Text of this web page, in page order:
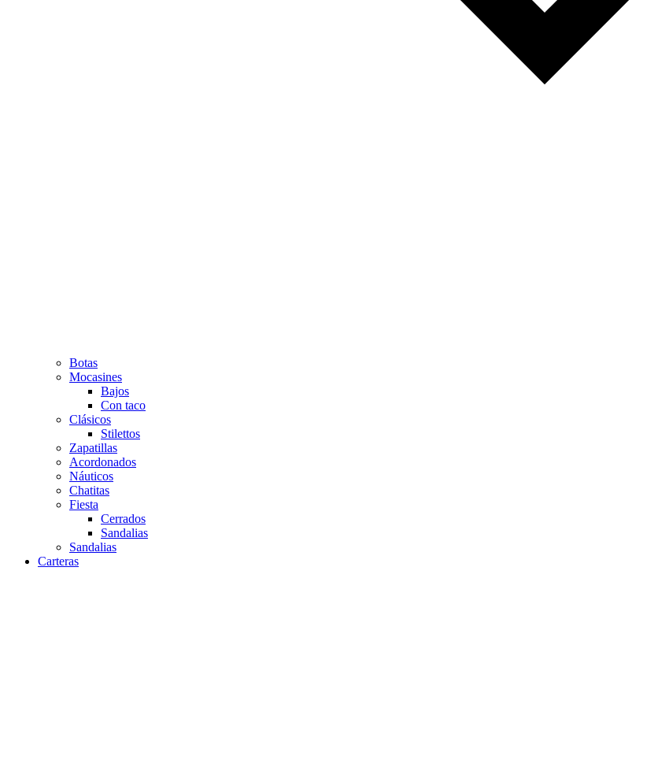
Botas
Mocasines
Bajos
Con taco
Clásicos
Stilettos
Zapatillas
Acordonados
Náuticos
Chatitas
Fiesta
Cerrados
Sandalias
Sandalias
Carteras